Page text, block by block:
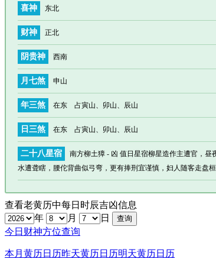
喜神 东北
财神 正北
阴贵神 西南
月七煞 申山
年三煞 在东 占寅山、卯山、辰山
日三煞 在东 占寅山、卯山、辰山
二十八星宿
南方柳土獐 - 凶 值日星宿柳星造作主遭官，
水遭聋瞎，腰佗背曲似弓弯，更有捧刑宜谨慎，妇人随客走盘桓
查看老黄历中每日时辰吉凶信息
年
月
日
今日财神方位查询
本月黄历日历昨天黄历日历明天黄历日历